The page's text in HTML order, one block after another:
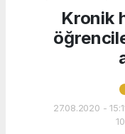
Kronik
27.08.2020 -